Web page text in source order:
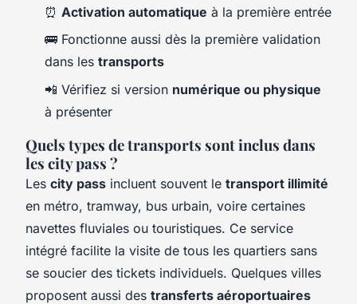
⏰ Activation automatique à la première entrée
🚌 Fonctionne aussi dès la première validation
dans les transports
📲 Vérifiez si version numérique ou physique
à présenter
Quels types de transports sont inclus dans
les city pass ?
Les city pass incluent souvent le transport illimité
en métro, tramway, bus urbain, voire certaines
navettes fluviales ou touristiques. Ce service
intégré facilite la visite de tous les quartiers sans
se soucier des tickets individuels. Quelques villes
proposent aussi des transferts aéroportuaires